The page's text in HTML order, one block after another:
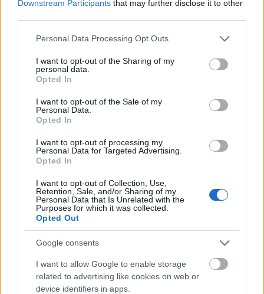
Downstream Participants that may further disclose it to other
Please note that this website/app uses one or more Google
not limited to your visit or usage behaviour. You may click to
grant or deny consent to Google and its third-party tags to
use your data for below specified purposes in below Google
consent section.
Personal Data Processing Opt Outs
I want to opt-out of the Sharing of my
personal data.
Opted In
I want to opt-out of the Sale of my
Personal Data.
Opted In
I want to opt-out of processing my
Personal Data for Targeted Advertising.
Opted In
I want to opt-out of Collection, Use,
Retention, Sale, and/or Sharing of my
Personal Data that Is Unrelated with the
Purposes for which it was collected.
Opted Out
Google consents
I want to allow Google to enable storage
related to advertising like cookies on web or
device identifiers in apps.
HÍREK egy órája
Még egy doboz kóla árán is érződik a
Hormuzi-szoros hatása
HÍREK 2 órája
Nagyágyút igazolt le a Pénzügyminisztérium
HÍREK 3 órája